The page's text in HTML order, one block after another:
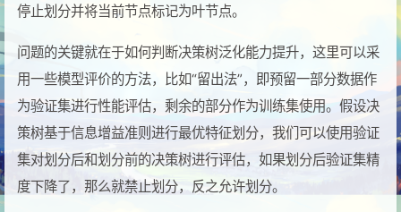
停止划分并将当前节点标记为叶节点。
问题的关键就在于如何判断决策树泛化能力提升，这里可以采
用一些模型评价的方法，比如“留出法”，即预留一部分数据作
为验证集进行性能评估，剩余的部分作为训练集使用。假设决
策树基于信息增益准则进行最优特征划分，我们可以使用验证
集对划分后和划分前的决策树进行评估，如果划分后验证集精
度下降了，那么就禁止划分，反之允许划分。